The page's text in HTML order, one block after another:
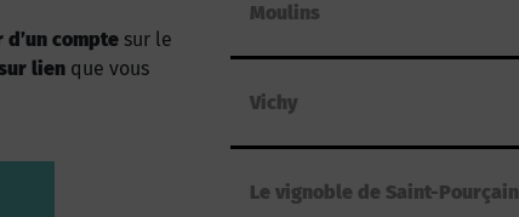
compte sur le
lien que vous
Moulins
Vichy
Le vignoble de Saint-Pourçain